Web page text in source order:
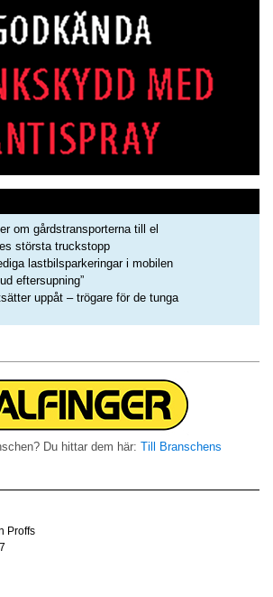
om gårdstransporterna till el
största truckstopp
lastbilsparkeringar i mobilen
eftersupning”
uppåt – trögare för de tunga
Du hittar dem här: Till Branschens
Proffs